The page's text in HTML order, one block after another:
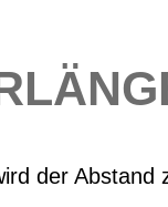
der Abstand